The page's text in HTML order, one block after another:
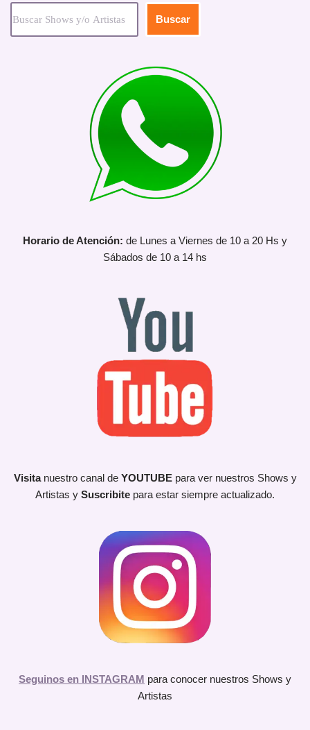
Buscar
Horario de Atención: de Lunes a Viernes de 10 a 20 Hs y
Sábados de 10 a 14 hs
Visita nuestro canal de YOUTUBEpara ver nuestros Shows y
Artistas y Suscribite para estar siempre actualizado.
Seguinos en INSTAGRAM para conocer nuestros Shows y
Artistas